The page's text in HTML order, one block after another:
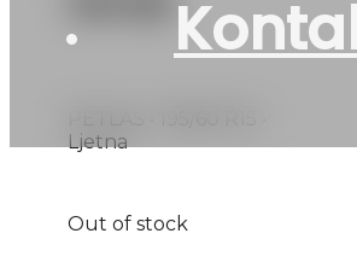
Ljetna
Out of stock